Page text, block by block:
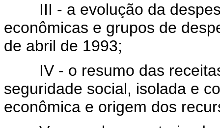
III - a evolução da
econômicas e grupos de
de abril de 1993;
IV - o resumo das receitas
seguridade social, isolada e
econômica e origem dos